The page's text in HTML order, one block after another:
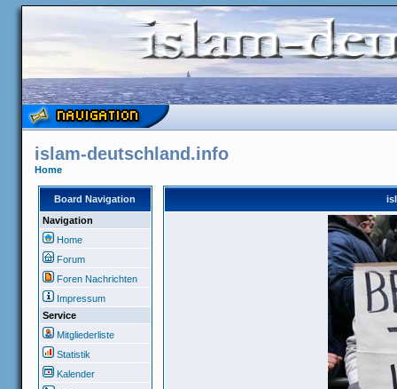
islam-deutschland.info
Home
Board Navigation
Navigation
Home
Forum
Foren Nachrichten
Impressum
Service
Mitgliederliste
Statistik
Kalender